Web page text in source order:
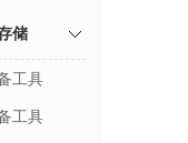
储
工具
工具